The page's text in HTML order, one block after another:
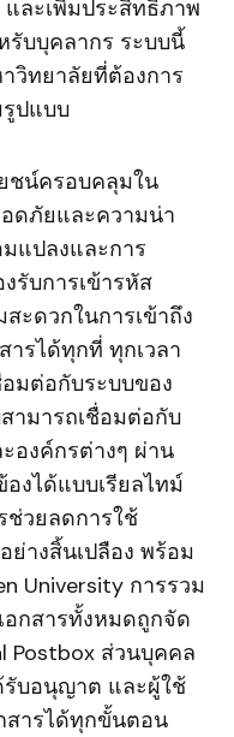
ละเพิ่มประสิทธิภาพ
รับบุคลากร ระบบนี้
วิทยาลัยที่ต้องการ
ปแบบ
ชน์ครอบคลุมใน
ดภัยและความน่า
แปลงและการ
รับการเข้ารหัส
ะดวกในการเข้าถึง
ารได้ทุกที่ ทุกเวลา
มต่อกับระบบของ
ามารถเชื่อมต่อกับ
องค์กรต่างๆ ผ่าน
งได้แบบเรียลไทม์
ช่วยลดการใช้
ย่างสิ้นเปลือง พร้อม
University การรวม
อกสารทั้งหมดถูกจัด
Postbox ส่วนบุคคล
รับอนุญาต และผู้ใช้
สารได้ทุกขั้นตอน